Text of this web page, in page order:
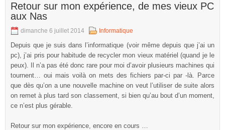
Retour sur mon expérience, de mes vieux PC
aux Nas
dimanche 6 juillet 2014 Informatique
Depuis que je suis dans l’informatique (voir même depuis que j’ai un
pc), j’ai pris pour habitude de recycler mon vieux matériel (quand je le
peux). Il n’a pas été donc rare pour moi d’avoir plusieurs machines qui
tournent… oui mais voilà on mets des fichiers par-ci par -là. Parce
que dès qu’on a une nouvelle machine on veut l’utiliser de suite alors
on remet à plus tard son classement, si bien qu’au bout d’un moment,
ce n’est plus gérable.
Retour sur mon expérience, encore en cours …